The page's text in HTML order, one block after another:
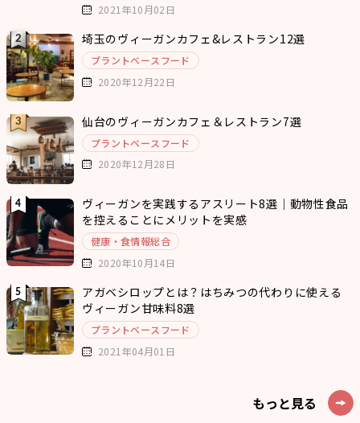
2021年10月02日
埼玉のヴィーガンカフェ&レストラン12選
プラントベースフード
2020年12月22日
仙台のヴィーガンカフェ＆レストラン7選
プラントベースフード
2020年12月28日
ヴィーガンを実践するアスリート8選｜動物性食品
を控えることにメリットを実感
健康・食情報総合
2020年10月14日
アガベシロップとは？はちみつの代わりに使える
ヴィーガン甘味料8選
プラントベースフード
2021年04月01日
もっと見る